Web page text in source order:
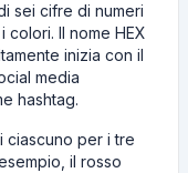
sei cifre di numeri
Il nome HEX
inizia con il
media
hashtag.
ciascuno per i tre
il rosso